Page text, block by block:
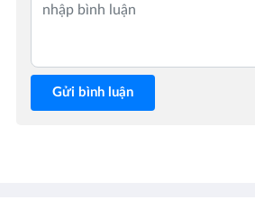
Gửi bình luận